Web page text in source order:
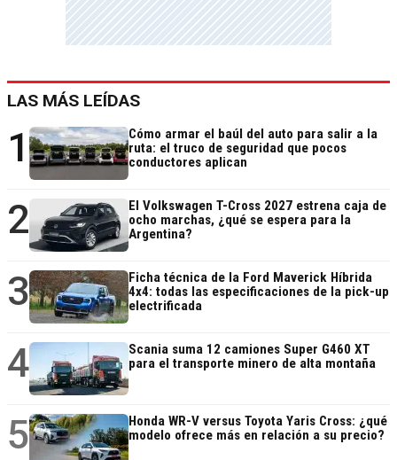
LAS MÁS LEÍDAS
1
Cómo armar el baúl del auto para salir a la
ruta: el truco de seguridad que pocos
conductores aplican
2
El Volkswagen T-Cross 2027 estrena caja de
ocho marchas, ¿qué se espera para la
Argentina?
3
Ficha técnica de la Ford Maverick Híbrida
4x4: todas las especificaciones de la pick-up
electrificada
4
Scania suma 12 camiones Super G460 XT
para el transporte minero de alta montaña
5
Honda WR-V versus Toyota Yaris Cross: ¿qué
modelo ofrece más en relación a su precio?